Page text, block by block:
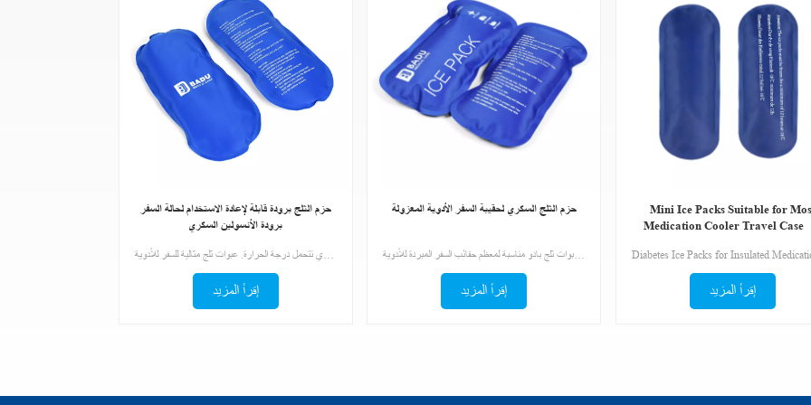
حزم الثلج برودة قابلة لإعادة الاستخدام لحالة السفر
برودة الأنسولين السكري
إقرأ المزيد
حزم الثلج السكري لحقيبة السفر الأدوية المعزولة
إقرأ المزيد
Mini Ice Packs Suitable for
Medication Cooler Travel Case
إقرأ المزيد